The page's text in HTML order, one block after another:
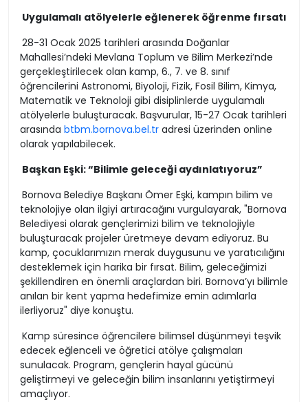
Uygulamalı atölyelerle eğlenerek öğrenme fırsatı
28-31 Ocak 2025 tarihleri arasında Doğanlar
Mahallesi’ndeki Mevlana Toplum ve Bilim Merkezi’nde
gerçekleştirilecek olan kamp, 6., 7. ve 8. sınıf
öğrencilerini Astronomi, Biyoloji, Fizik, Fosil Bilim, Kimya,
Matematik ve Teknoloji gibi disiplinlerde uygulamalı
atölyelerle buluşturacak. Başvurular, 15-27 Ocak tarihleri
arasında btbm.bornova.bel.tr adresi üzerinden online
olarak yapılabilecek.
Başkan Eşki: “Bilimle geleceği aydınlatıyoruz”
Bornova Belediye Başkanı Ömer Eşki, kampın bilim ve
teknolojiye olan ilgiyi artıracağını vurgulayarak, "Bornova
Belediyesi olarak gençlerimizi bilim ve teknolojiyle
buluşturacak projeler üretmeye devam ediyoruz. Bu
kamp, çocuklarımızın merak duygusunu ve yaratıcılığını
desteklemek için harika bir fırsat. Bilim, geleceğimizi
şekillendiren en önemli araçlardan biri. Bornova’yı bilimle
anılan bir kent yapma hedefimize emin adımlarla
ilerliyoruz" diye konuştu.
Kamp süresince öğrencilere bilimsel düşünmeyi teşvik
edecek eğlenceli ve öğretici atölye çalışmaları
sunulacak. Program, gençlerin hayal gücünü
geliştirmeyi ve geleceğin bilim insanlarını yetiştirmeyi
amaçlıyor.